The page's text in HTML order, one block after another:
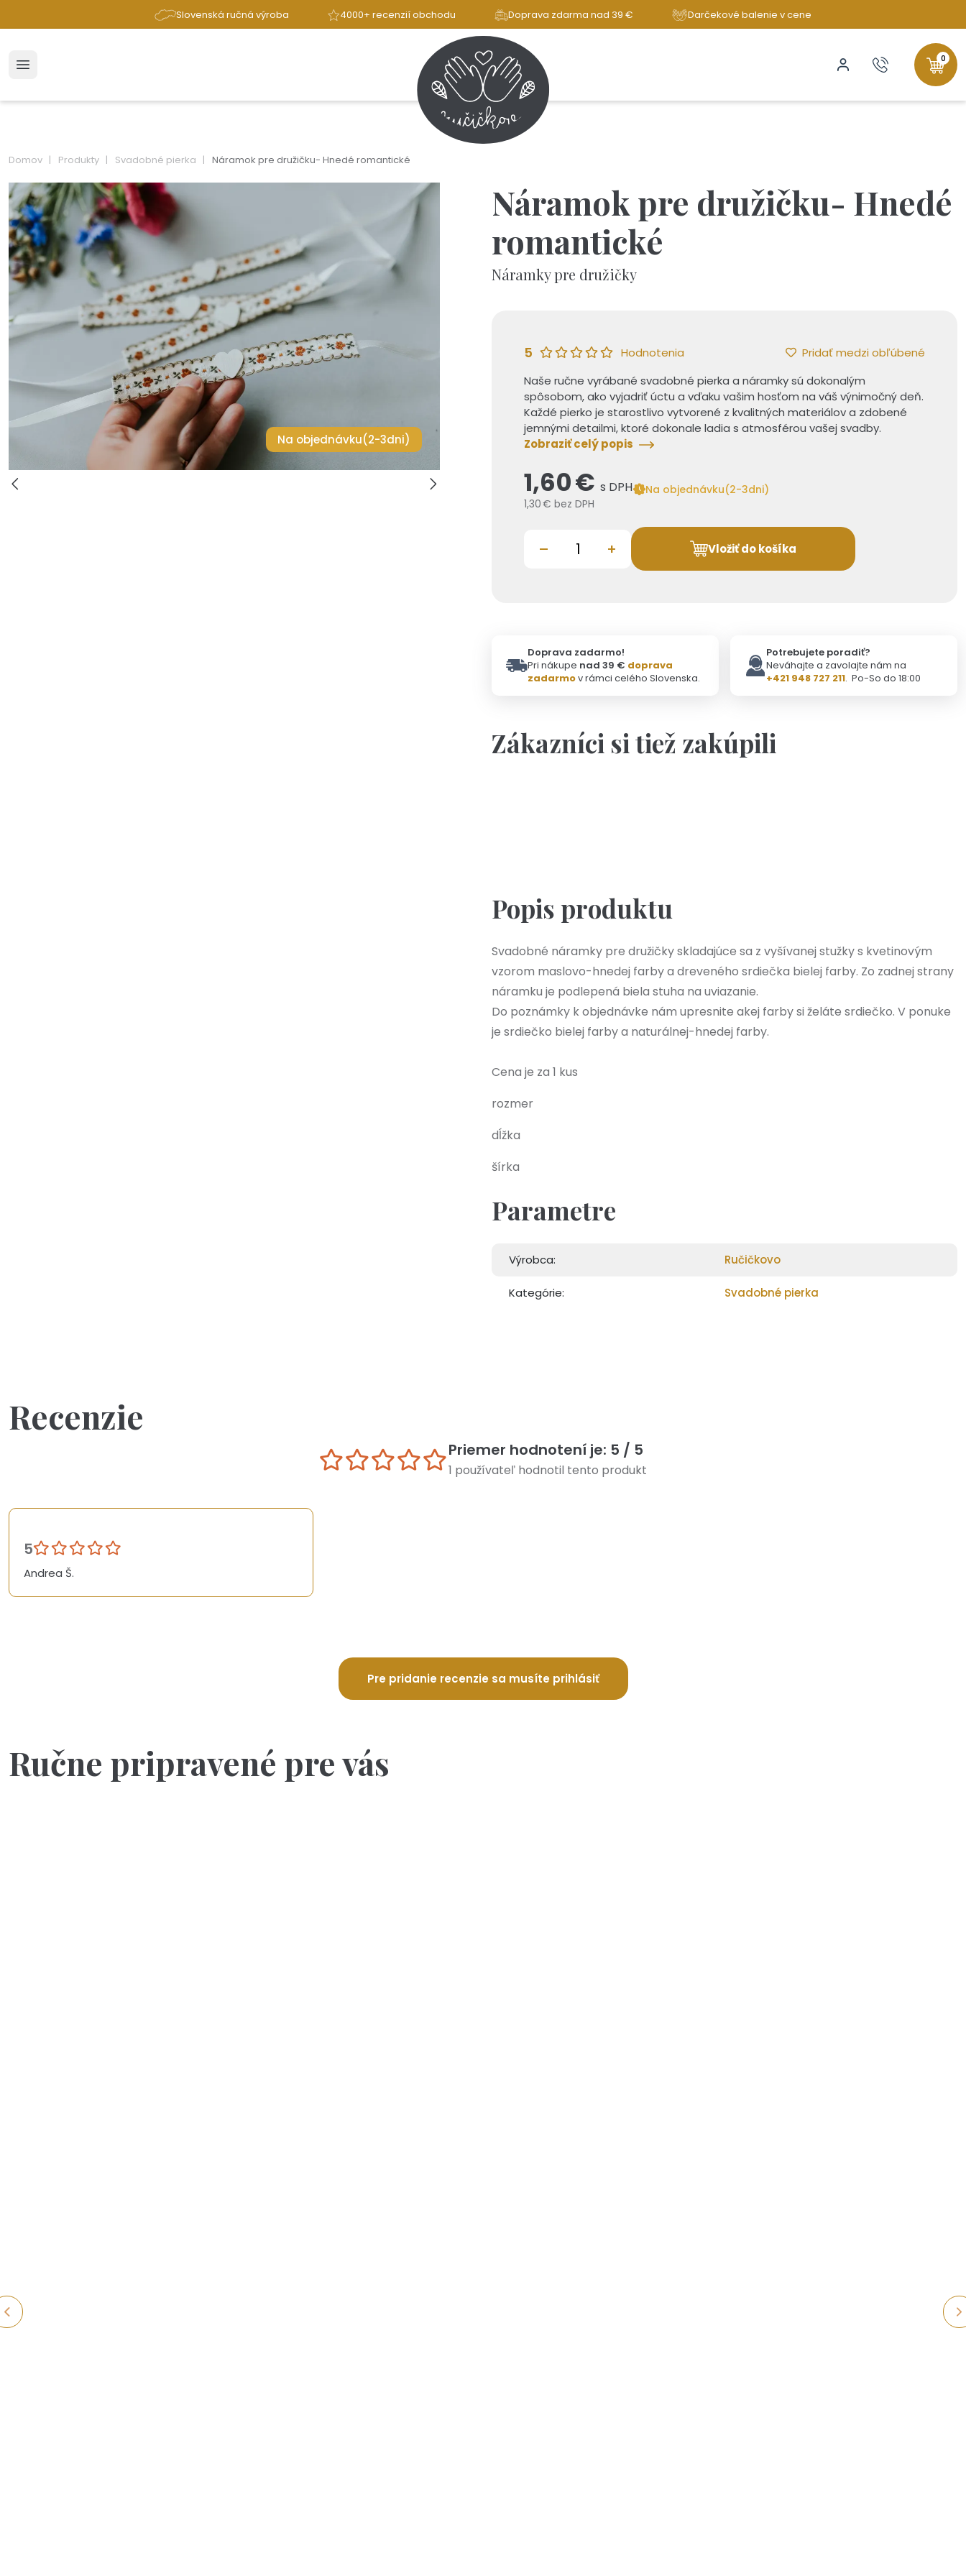
Slovenská ručná výroba 4000+ recenzií obchodu Doprava zdarma nad 39 € Darčekové balenie v cene
0
Domov Produkty Svadobné pierka Náramok pre družičku- Hnedé romantické
Na objednávku(2-3dni)
Náramok pre družičku- Hnedé
romantické
Náramky pre družičky
5 Hodnotenia
Pridať medzi obľúbené
Naše ručne vyrábané svadobné pierka a náramky sú dokonalým
spôsobom, ako vyjadriť úctu a vďaku vašim hosťom na váš výnimočný deň.
Každé pierko je starostlivo vytvorené z kvalitných materiálov a zdobené
jemnými detailmi, ktoré dokonale ladia s atmosférou vašej svadby.
Zobraziť celý popis
1,60 € s DPH
1,30 € bez DPH
Na objednávku(2-3dni)
– + Vložiť do košíka
Doprava zadarmo!
Pri nákupe nad 39 € doprava
zadarmov rámci celého Slovenska.
Potrebujete poradiť?
Neváhajte a zavolajte nám na
+421 948 727 211. Po-So do 18:00
Zákazníci si tiež zakúpili
Popis produktu
Svadobné náramky pre družičky skladajúce sa z vyšívanej stužky s kvetinovým
vzorom maslovo-hnedej farby a dreveného srdiečka bielej farby. Zo zadnej strany
náramku je podlepená biela stuha na uviazanie.
Do poznámky k objednávke nám upresnite akej farby si želáte srdiečko. V ponuke
je srdiečko bielej farby a naturálnej-hnedej farby.
Cena je za 1 kus
rozmer
dĺžka
šírka
Parametre
Výrobca: Ručičkovo
Kategórie: Svadobné pierka
Recenzie
Priemer hodnotení je: 5 / 5
1 používateľ hodnotil tento produkt
5
Andrea Š.
Pre pridanie recenzie sa musíte prihlásiť
Ručne pripravené pre vás